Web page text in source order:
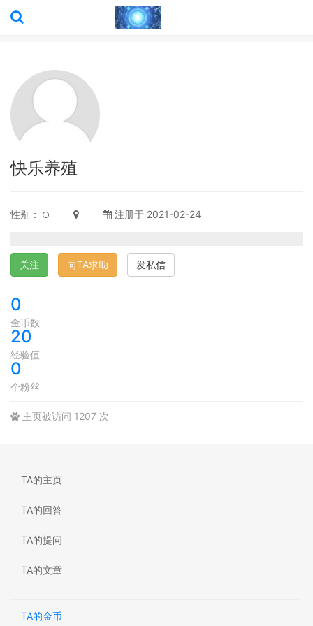
快乐养殖
性别： 注册于 2021-02-24
关注 向TA求助 发私信
0
金币数
20
经验值
0
个粉丝
主页被访问 1207 次
TA的主页
TA的回答
TA的提问
TA的文章
TA的金币